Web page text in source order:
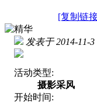
[复制链
发表于 2014-11-3
活动类型:
摄影采风
开始时间: